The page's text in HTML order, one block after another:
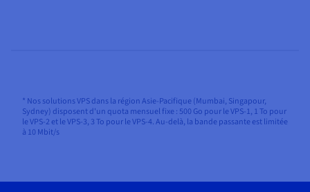
* Nos solutions VPS dans la région Asie-Pacifique (Mumbai, Singapour,
Sydney) disposent d'un quota mensuel fixe : 500 Go pour le VPS-1, 1 To pour
le VPS-2 et le VPS-3, 3 To pour le VPS-4. Au-delà, la bande passante est limitée
à 10 Mbit/s